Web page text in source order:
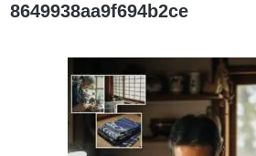
8649938aa9f694b2ce